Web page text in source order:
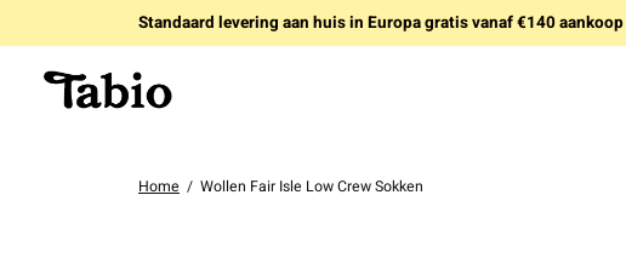
Standaard levering aan huis in Europa gratis vanaf €140 aankoop
Home / Wollen Fair Isle Low Crew Sokken